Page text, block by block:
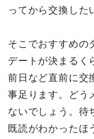
ってから交換した
そこでおすすめの
デートが決まるく
前日など直前に交
事足ります。どう
ないでしょう。待
既読がわかったほ